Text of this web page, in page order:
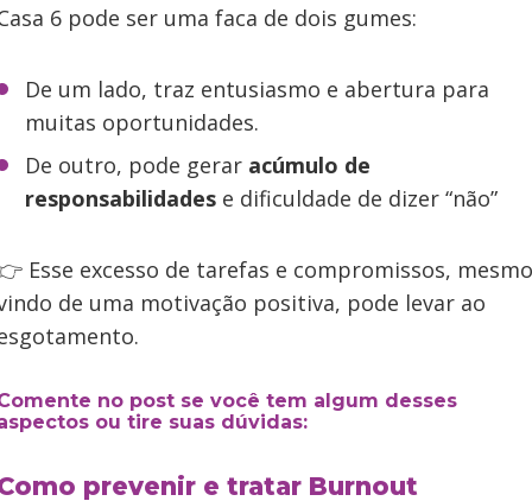
6 pode ser uma faca de dois gumes:
De um lado, traz entusiasmo e abertura para
muitas oportunidades.
De outro, pode gerar acúmulo de
responsabilidades e dificuldade de dizer “não”
Esse excesso de tarefas e compromissos, mesmo
de uma motivação positiva, pode levar ao
no post se você tem algum desses
ou tire suas dúvidas:
prevenir e tratar Burnout